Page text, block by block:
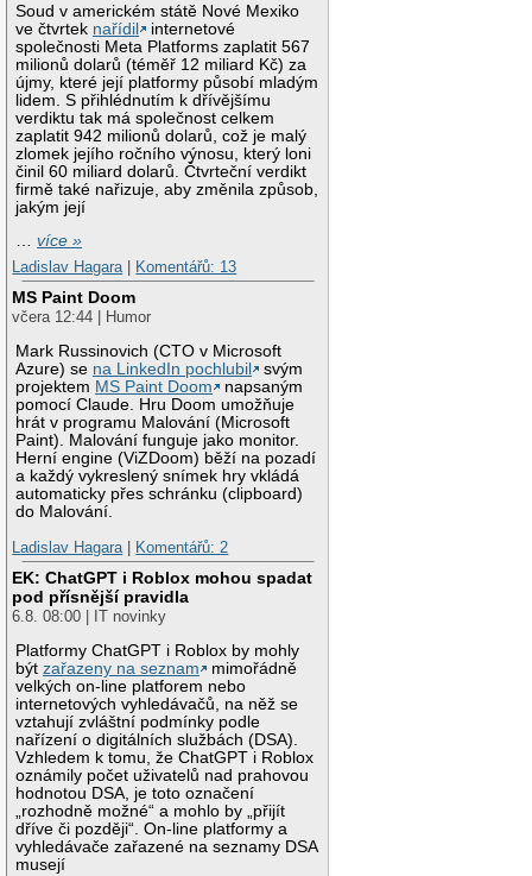
Soud v americkém státě Nové Mexiko
ve čtvrtek nařídil
internetové
společnosti Meta Platforms zaplatit 567
milionů dolarů (téměř 12 miliard Kč) za
újmy, které její platformy působí mladým
lidem. S přihlédnutím k dřívějšímu
verdiktu tak má společnost celkem
zaplatit 942 milionů dolarů, což je malý
zlomek jejího ročního výnosu, který loni
činil 60 miliard dolarů. Čtvrteční verdikt
firmě také nařizuje, aby změnila způsob,
jakým její
…více »
Ladislav Hagara
Komentářů: 13
MS Paint Doom
včera 12:44 | Humor
Mark Russinovich (CTO v Microsoft
Azure) se na LinkedIn pochlubil
svým
projektem MS Paint Doom
napsaným
pomocí Claude. Hru Doom umožňuje
hrát v programu Malování (Microsoft
Paint). Malování funguje jako monitor.
Herní engine (ViZDoom) běží na pozadí
a každý vykreslený snímek hry vkládá
automaticky přes schránku (clipboard)
do Malování.
Ladislav Hagara
Komentářů: 2
EK: ChatGPT i Roblox mohou spadat
pod přísnější pravidla
6.8. 08:00 | IT novinky
Platformy ChatGPT i Roblox by mohly
býtzařazeny na seznam
mimořádně
velkých on-line platforem nebo
internetových vyhledávačů, na něž se
vztahují zvláštní podmínky podle
nařízení o digitálních službách (DSA).
Vzhledem k tomu, že ChatGPT i Roblox
oznámily počet uživatelů nad prahovou
hodnotou DSA, je toto označení
„rozhodně možné“ a mohlo by „přijít
dříve či později“. On-line platformy a
vyhledávače zařazené na seznamy DSA
musejí